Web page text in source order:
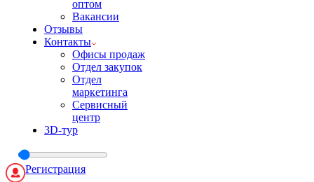
оптом
Вакансии
Отзывы
Контакты
Офисы продаж
Отдел закупок
Отдел
маркетинга
Сервисный
центр
3D-тур
Регистрация